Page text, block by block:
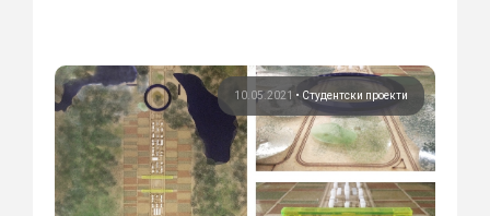
10.05.2021 • Студентски проекти